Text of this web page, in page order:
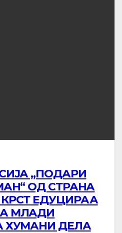
,,ПОДАРИ
ОД СТРАНА
ЕДУЦИРАА
МЛАДИ
ХУМАНИ ДЕЛА